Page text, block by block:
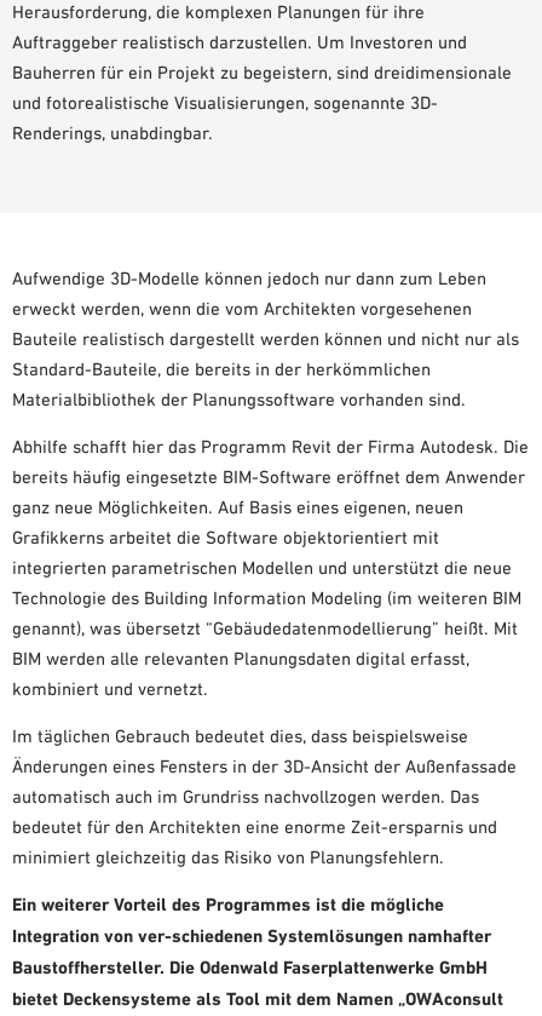
BIM/REVIT BIBLIOTHEK
OWA-SCHULUNGEN
MUSTERBESTELLUNG
Herausforderung, die komplexen Planungen für ihre
Auftraggeber realistisch darzustellen. Um Investoren und
Bauherren für ein Projekt zu begeistern, sind dreidimensionale
und fotorealistische Visualisierungen, sogenannte 3D-
Renderings, unabdingbar.
Aufwendige 3D-Modelle können jedoch nur dann zum Leben
erweckt werden, wenn die vom Architekten vorgesehenen
Bauteile realistisch dargestellt werden können und nicht nur als
Standard-Bauteile, die bereits in der herkömmlichen
Materialbibliothek der Planungssoftware vorhanden sind.
Abhilfe schafft hier das Programm Revit der Firma Autodesk. Die
bereits häufig eingesetzte BIM-Software eröffnet dem Anwender
ganz neue Möglichkeiten. Auf Basis eines eigenen, neuen
Grafikkerns arbeitet die Software objektorientiert mit
integrierten parametrischen Modellen und unterstützt die neue
Technologie des Building Information Modeling (im weiteren BIM
genannt), was übersetzt “Gebäudedatenmodellierung” heißt. Mit
BIM werden alle relevanten Planungsdaten digital erfasst,
kombiniert und vernetzt.
Im täglichen Gebrauch bedeutet dies, dass beispielsweise
Änderungen eines Fensters in der 3D-Ansicht der Außenfassade
automatisch auch im Grundriss nachvollzogen werden. Das
bedeutet für den Architekten eine enorme Zeit-ersparnis und
minimiert gleichzeitig das Risiko von Planungsfehlern.
Ein weiterer Vorteil des Programmes ist die mögliche
Integration von ver-schiedenen Systemlösungen namhafter
Baustoffhersteller. Die Odenwald Faserplattenwerke GmbH
bietet Deckensysteme als Tool mit dem Namen „OWAconsult